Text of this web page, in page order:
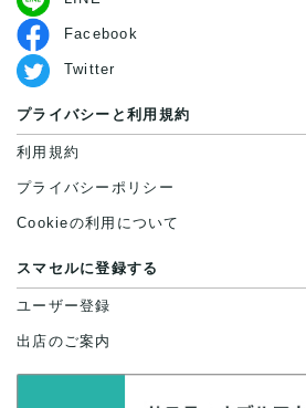
Facebook
Twitter
プライバシーと利用規約
利用規約
プライバシーポリシー
Cookieの利用について
スマセルに登録する
ユーザー登録
出店のご案内